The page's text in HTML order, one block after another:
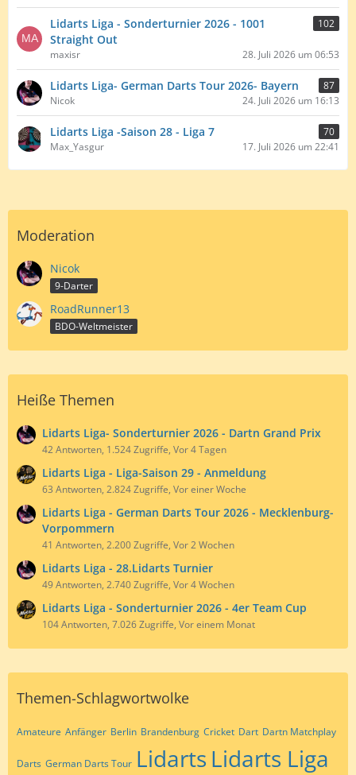
Lidarts Liga - Sonderturnier 2026 - 1001
Straight Out
102
maxisr 28. Juli 2026 um 06:53
Lidarts Liga- German Darts Tour 2026- Bayern
87
Nicok
24. Juli 2026 um 16:13
Lidarts Liga -Saison 28 - Liga 7
70
Max_Yasgur
17. Juli 2026 um 22:41
Moderation
Nicok
9-Darter
RoadRunner13
BDO-Weltmeister
Heiße Themen
Lidarts Liga- Sonderturnier 2026 - Dartn Grand Prix
42 Antworten, 1.524 Zugriffe, Vor 4 Tagen
Lidarts Liga - Liga-Saison 29 - Anmeldung
63 Antworten, 2.824 Zugriffe, Vor einer Woche
Lidarts Liga - German Darts Tour 2026 - Mecklenburg-
Vorpommern
41 Antworten, 2.200 Zugriffe, Vor 2 Wochen
Lidarts Liga - 28.Lidarts Turnier
49 Antworten, 2.740 Zugriffe, Vor 4 Wochen
Lidarts Liga - Sonderturnier 2026 - 4er Team Cup
104 Antworten, 7.026 Zugriffe, Vor einem Monat
Themen-Schlagwortwolke
Amateure Anfänger Berlin Brandenburg Cricket Dart Dartn Matchplay
Darts German Darts Tour Lidarts Lidarts Liga